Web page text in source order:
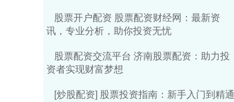
股票开户配资 股票配资财经网：最新资
讯，专业分析，助你投资无忧
股票配资交流平台 济南股票配资：助力投
资者实现财富梦想
[炒股配资] 股票投资指南：新手入门到精通